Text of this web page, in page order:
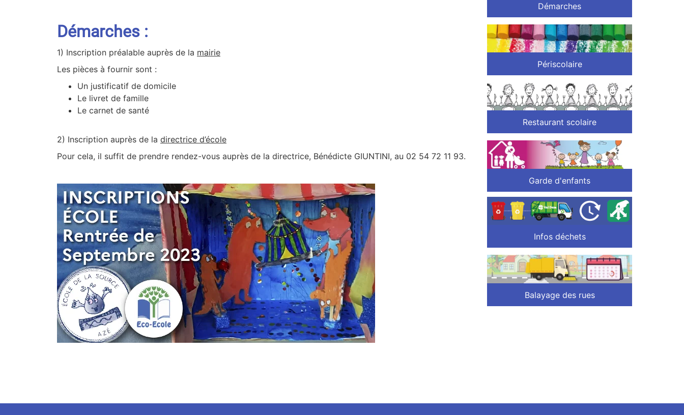
Démarches :
1) Inscription préalable auprès de la mairie
Les pièces à fournir sont :
Un justificatif de domicile
Le livret de famille
Le carnet de santé
2) Inscription auprès de la directrice d’école
Pour cela, il suffit de prendre rendez-vous auprès de la directrice, Bénédicte GIUNTINI, au 02 54 72 11 93.
Démarches
Périscolaire
Restaurant scolaire
Garde d'enfants
Infos déchets
Balayage des rues